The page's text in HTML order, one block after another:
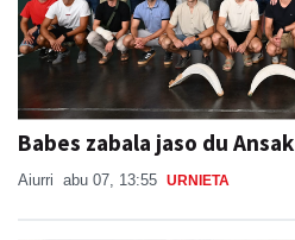
Babes zabala jaso du Ansak
Aiurri abu 07, 13:55 URNIETA